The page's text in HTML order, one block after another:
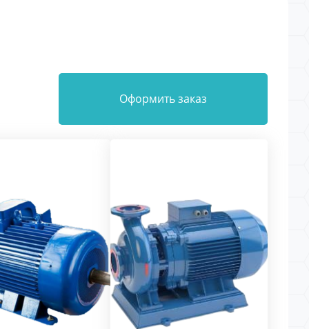
Оформить заказ